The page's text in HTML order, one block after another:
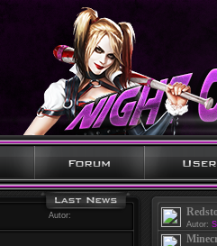
Autor:
Autor: